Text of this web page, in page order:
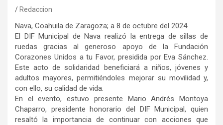
Redaccion
Nava, Coahuila de Zaragoza; a 8 de octubre del 2024
El DIF Municipal de Nava realizó la entrega de sillas de
ruedas gracias al generoso apoyo de la Fundación
Corazones Unidos a tu Favor, presidida por Eva Sánchez.
Este acto de solidaridad beneficiará a niños, jóvenes y
adultos mayores, permitiéndoles mejorar su movilidad y,
con ello, su calidad de vida.
En el evento, estuvo presente Mario Andrés Montoya
Chaparro, presidente honorario del DIF Municipal, quien
resaltó la importancia de continuar con acciones que